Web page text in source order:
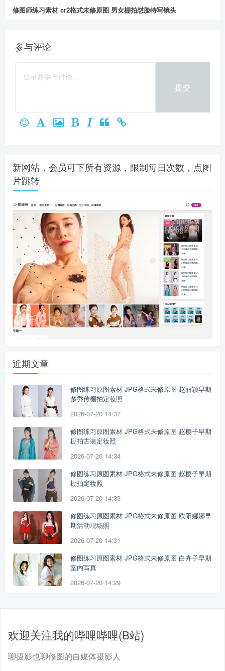
修图师练习素材 cr2格式未修原图 男女棚拍怼脸特写镜头
参与评论
提交
新网站，会员可下所有资源，限制每日次数，点图
片跳转
近期文章
修图练习原图素材 JPG格式未修原图 赵丽颖早期
楚乔传棚拍定妆照
2026-07-20 14:37
修图练习原图素材 JPG格式未修原图 赵樱子早期
棚拍古装定妆照
2026-07-20 14:34
修图练习原图素材 JPG格式未修原图 赵樱子早期
棚拍定妆照
2026-07-20 14:33
修图练习原图素材 JPG格式未修原图 欧阳娜娜早
期活动现场照
2026-07-20 14:31
修图练习原图素材 JPG格式未修原图 白卉子早期
室内写真
2026-07-20 14:29
欢迎关注我的哔哩哔哩(B站)
聊摄影也聊修图的自媒体摄影人